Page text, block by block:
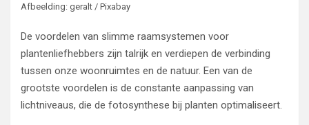
Afbeelding: geralt / Pixabay
De voordelen van slimme raamsystemen voor
plantenliefhebbers zijn talrijk en verdiepen de verbinding
tussen onze woonruimtes en de natuur. Een van de
grootste voordelen is de constante aanpassing van
lichtniveaus, die de fotosynthese bij planten optimaliseert.